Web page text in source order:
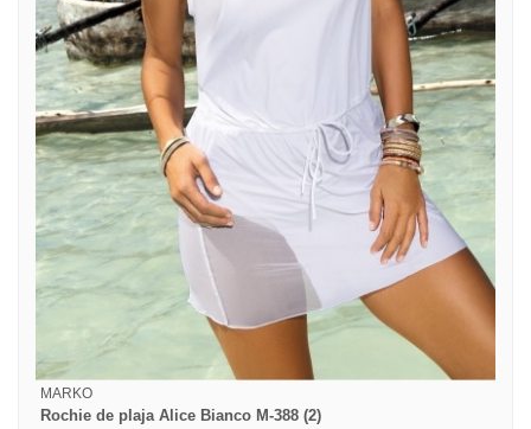
MARKO
Rochie de plaja Alice Bianco M-388 (2)